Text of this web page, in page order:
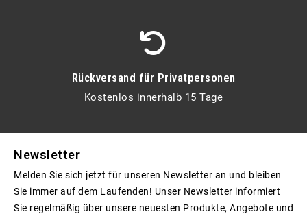
Rückversand für Privatpersonen
Kostenlos innerhalb 15 Tage
Newsletter
Melden Sie sich jetzt für unseren Newsletter an und bleiben
Sie immer auf dem Laufenden! Unser Newsletter informiert
Sie regelmäßig über unsere neuesten Produkte, Angebote und